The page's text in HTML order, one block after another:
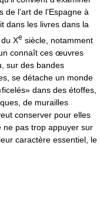
l’art de l’Espagne à
dans les livres dans la
Xe siècle, notamment
connaît ces œuvres
sur des bandes
se détache un monde
dans des étoffes,
de murailles
conserver pour elles
ne pas trop appuyer sur
caractère essentiel, le